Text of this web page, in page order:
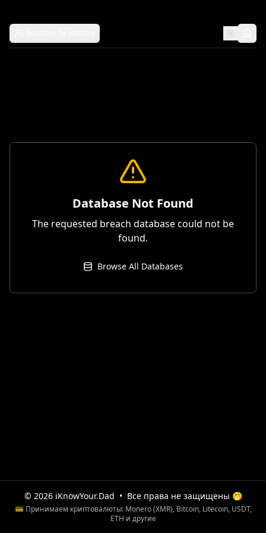
Database Not Found
The requested breach database could not be
found.
Browse All Databases
© 2026 iKnowYour.Dad • Все права не защищены 🤭
💳 Принимаем криптовалюты: Monero (XMR), Bitcoin, Litecoin, USDT,
ETH и другие